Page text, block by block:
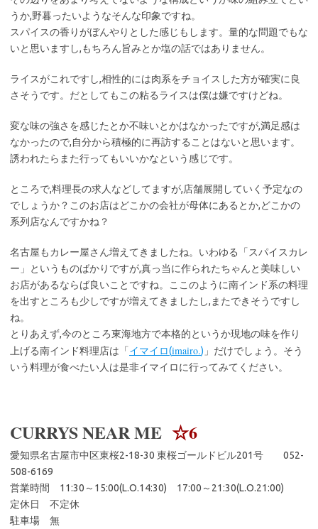
うか,野暮ったいようなそんな印象ですね。
スパイスの香りがぼんやりとした感じもします。量的な問題でもな
いと思いますし,もちろん旨みとか塩の話ではありません。
ライスがこれですし,相性的には肉系をチョイスした方が確実に良
さそうです。だとしてもこの粘るライスは僕は嫌ですけどね。
変な味の強さを感じたとか不味いとかはなかったですが,満足感は
なかったので,自分から積極的に再訪することはないと思います。
誘われたらまた行ってもいいかなという感じです。
ところで,料理長の求人などしてますが,店舗展開していく予定なの
でしょうか？このお店はどこかの会社が母体にあるとか,どこかの
系列店なんですかね？
名古屋もカレー屋さん増えてきましたね。いわゆる「スパイスカレ
ー」というものばかりですが,真っ当に作られたちゃんと美味しい
お店があるならば良いことですね。ここのように南インド系の料理
を出すところも少しですが増えてきましたし,またできそうですし
ね。
とりあえず,今のところ東海地方で本格的というか現地の味を作り
上げる南インド料理店は「イマイロ(imairo.) 」だけでしょう。そう
いう料理が食べたい人は是非イマイロに行ってみてください。
CURRYS NEAR ME ☆6
愛知県名古屋市中区東桜2-18-30 東桜ゴールドビル201号 052-
508-6169
営業時間 11:30～15:00(L.O.14:30) 17:00～21:30(L.O.21:00)
定休日 不定休
駐車場 無